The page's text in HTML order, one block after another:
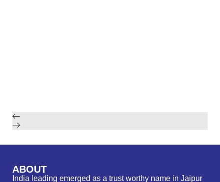
ABOUT
India leading emerged as a trust worthy name in Jaipur